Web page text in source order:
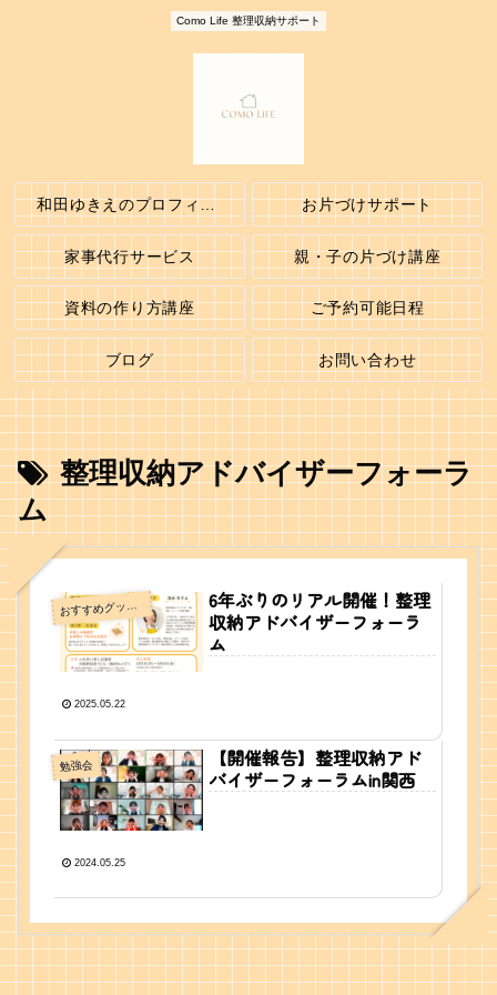
Como Life 整理収納サポート
和田ゆきえのプロフィール お片づけサポート
家事代行サービス 親・子の片づけ講座
資料の作り方講座 ご予約可能日程
ブログ お問い合わせ
整理収納アドバイザーフォーラ
ム
お すすめグッズ・情報
6年ぶりのリアル開催！整理
収納アドバイザーフォーラ
ム
2025.05.22
勉強会
【開催報告】整理収納アド
バイザーフォーラムin関西
2024.05.25